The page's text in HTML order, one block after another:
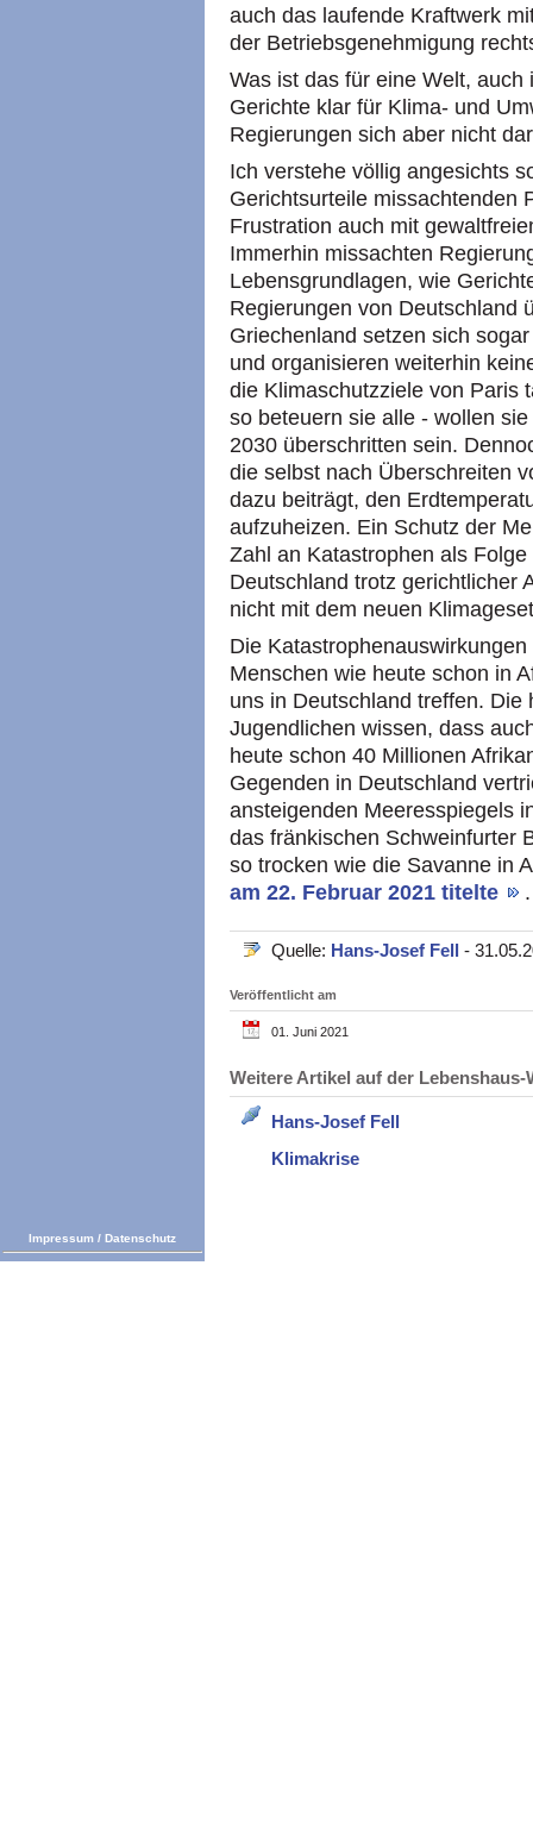
auch das laufende Kraftwerk
der Betriebsgenehmigung
Was ist das für eine Welt,
Gerichte klar für Klima- und
Regierungen sich aber nicht
Ich verstehe völlig angesichts
Gerichtsurteile missachtenden
Frustration auch mit
Immerhin missachten
Lebensgrundlagen, wie
Regierungen von Deutschland
Griechenland setzen sich
und organisieren weiterhin
die Klimaschutzziele von Paris
so beteuern sie alle - wollen
2030 überschritten sein.
die selbst nach Überschreiten
dazu beiträgt, den
aufzuheizen. Ein Schutz der
Zahl an Katastrophen als
Deutschland trotz gerichtlicher
nicht mit dem neuen
Die
Menschen wie heute schon in
uns in Deutschland treffen.
Jugendlichen wissen, dass
heute schon 40 Millionen
Gegenden in Deutschland
ansteigenden Meeresspiegels
das fränkischen Schweinfurter
so trocken wie die Savanne in
am 22. Februar 2021 titelte
.
Quelle: Hans-Josef Fell -
Veröffentlicht am
01. Juni 2021
Weitere Artikel auf der
Hans-Josef Fell
Klimakrise
Impressum / Datenschutz